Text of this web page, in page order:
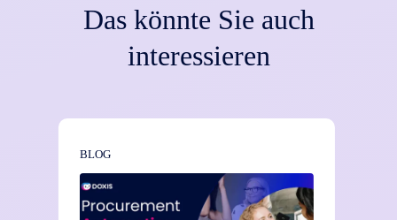
Das könnte Sie auch
interessieren
BLOG